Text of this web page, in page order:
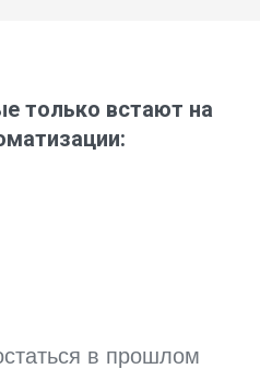
только встают на
в прошлом